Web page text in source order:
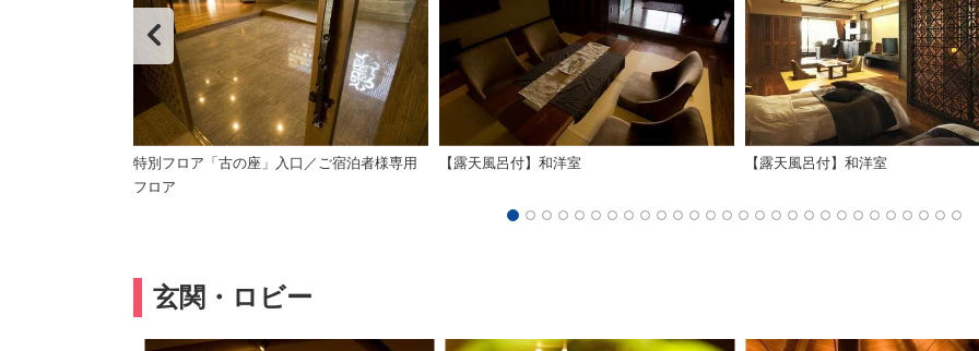
特別フロア「古の座」入口／ご宿泊者様専用
フロア
【露天風呂付】和洋室 【露天風呂付】和洋室
玄関・ロビー